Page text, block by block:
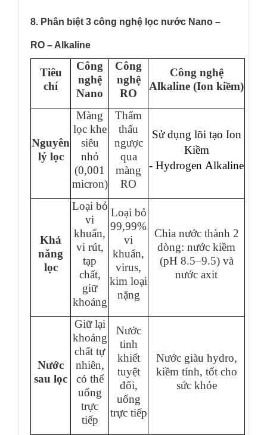
8. Phân biệt 3 công nghệ lọc nước Nano –
RO – Alkaline
Tiêu
chí
Công
nghệ
Nano
Công
nghệ
RO
Công nghệ
Alkaline (Ion kiềm)
Nguyên
lý lọc
Màng
lọc khe
siêu
nhỏ
(0,001
micron)
Thẩm
thấu
ngược
qua
màng
RO
Sử dụng lõi tạo Ion
Kiềm
- Hydrogen Alkaline
Khả
năng
lọc
Loại bỏ
vi
khuẩn,
vi rút,
tạp
chất,
giữ
khoáng
Loại bỏ
99,99%
vi
khuẩn,
virus,
kim loại
nặng
Chia nước thành 2
dòng: nước kiềm
(pH 8.5–9.5) và
nước axit
Nước
sau lọc
Giữ lại
khoáng
chất tự
nhiên,
có thể
uống
trực
tiếp
Nước
tinh
khiết
tuyệt
đối,
uống
trực tiếp
Nước giàu hydro,
kiềm tính, tốt cho
sức khỏe